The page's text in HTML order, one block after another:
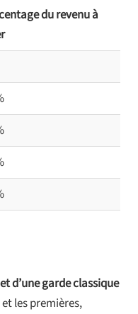
du revenu à
d’une garde classique
les premières,